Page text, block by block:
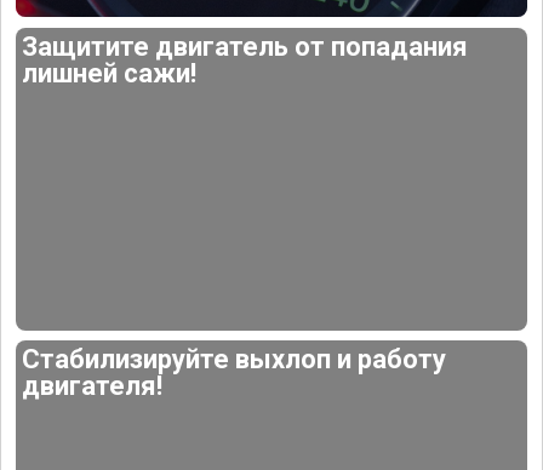
Защитите двигатель от попадания
лишней сажи!
Стабилизируйте выхлоп и работу
двигателя!